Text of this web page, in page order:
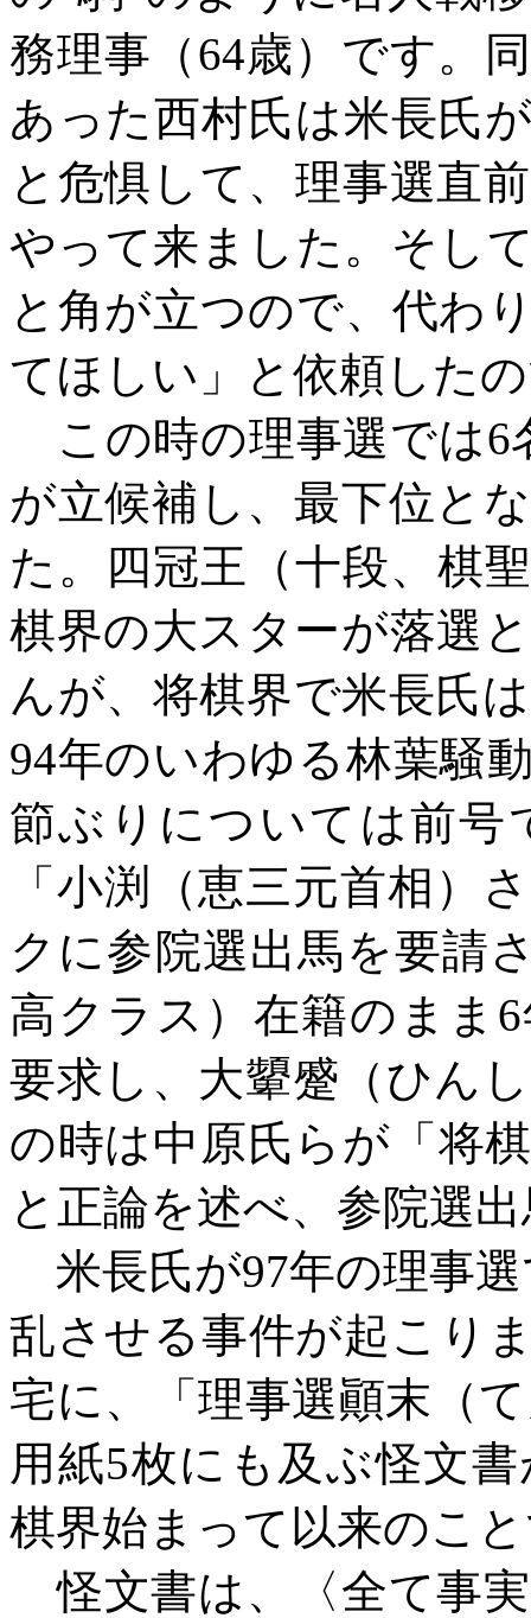
務理事（64歳）です。
あった西村氏は米長氏
と危惧して、理事選直
やって来ました。そし
と角が立つので、代わ
てほしい」と依頼した
この時の理事選では6
が立候補し、最下位と
た。四冠王（十段、棋
棋界の大スターが落選
んが、将棋界で米長氏
94年のいわゆる林葉騒
節ぶりについては前号
「小渕（恵三元首相）
クに参院選出馬を要請
高クラス）在籍のまま
要求し、大顰蹙（ひん
の時は中原氏らが「将
と正論を述べ、参院選
米長氏が97年の理事
乱させる事件が起こり
宅に、「理事選顚末（
用紙5枚にも及ぶ怪文
棋界始まって以来のこ
怪文書は、〈全て事